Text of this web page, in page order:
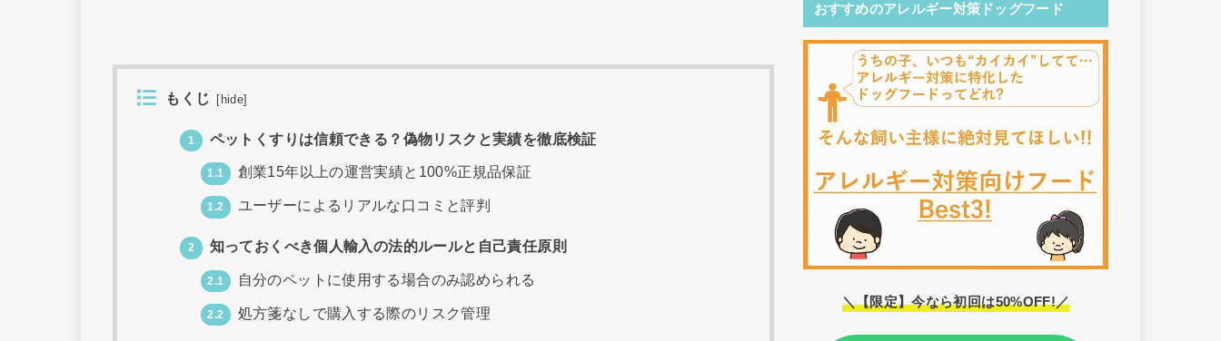
もくじ hide
1 ペットくすりは信頼できる？偽物リスクと実績を徹底検証
1.1 創業15年以上の運営実績と100%正規品保証
1.2 ユーザーによるリアルな口コミと評判
2 知っておくべき個人輸入の法的ルールと自己責任原則
2.1 自分のペットに使用する場合のみ認められる
2.2 処方箋なしで購入する際のリスク管理
おすすめのアレルギー対策ドッグフード
＼【限定】今なら初回は50%OFF!／